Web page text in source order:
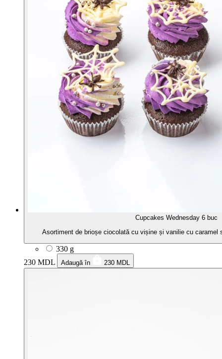
Cupcakes Wednesday 6 buc
Asortiment de brioșe ciocolată cu vișine și vanilie cu caramel
330 g
230 MDL
Adaugă în 230 MDL